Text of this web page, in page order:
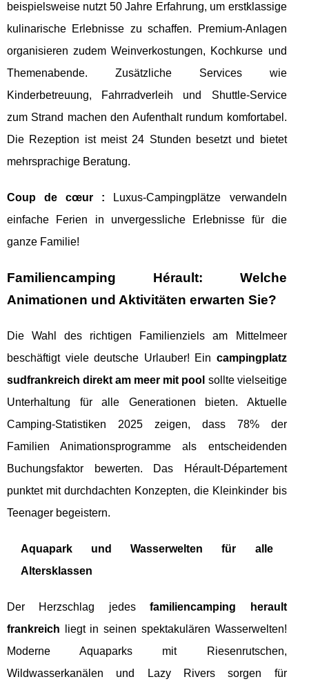
beispielsweise nutzt 50 Jahre Erfahrung, um erstklassige
kulinarische Erlebnisse zu schaffen. Premium-Anlagen
organisieren zudem Weinverkostungen, Kochkurse und
Themenabende. Zusätzliche Services wie
Kinderbetreuung, Fahrradverleih und Shuttle-Service
zum Strand machen den Aufenthalt rundum komfortabel.
Die Rezeption ist meist 24 Stunden besetzt und bietet
mehrsprachige Beratung.
Coup de cœur : Luxus-Campingplätze verwandeln
einfache Ferien in unvergessliche Erlebnisse für die
ganze Familie!
Familiencamping Hérault: Welche
Animationen und Aktivitäten erwarten Sie?
Die Wahl des richtigen Familienziels am Mittelmeer
beschäftigt viele deutsche Urlauber! Ein campingplatz
sudfrankreich direkt am meer mit pool sollte vielseitige
Unterhaltung für alle Generationen bieten. Aktuelle
Camping-Statistiken 2025 zeigen, dass 78% der
Familien Animationsprogramme als entscheidenden
Buchungsfaktor bewerten. Das Hérault-Département
punktet mit durchdachten Konzepten, die Kleinkinder bis
Teenager begeistern.
Aquapark und Wasserwelten für alle
Altersklassen
Der Herzschlag jedesfamiliencamping herault
frankreich liegt in seinen spektakulären Wasserwelten!
Moderne Aquaparks mit Riesenrutschen,
Wildwasserkanälen und Lazy Rivers sorgen für